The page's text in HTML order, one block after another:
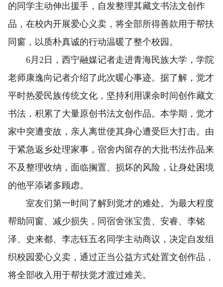
的同学主动伸出援手，自发整理其藏文书法文创作
品，在校内开展爱心义卖，将全部所得善款用于帮扶
同窗，以质朴真诚的行动温暖了整个校园。
6月2日，西宁融媒记者走进青海民族大学，学院
老师康逸向记者介绍了此次暖心事迹。据了解，觉才
平时热爱民族传统文化，坚持利用课余时间创作藏文
书法，积累了大量原创书法文创作品。本学期，觉才
家中突遭变故，亲人离世使其身心遭受巨大打击。由
于紧急返乡处理家事，宿舍内留存的大批书法作品来
不及整理收纳，面临搁置、损坏的风险，让身处困境
的他平添诸多顾虑。
室友们第一时间了解到觉才的难处。为最大程度
帮助同窗、减少损失，同宿舍张宝贵、安睿、李铭
泽、史来都、李志钰五名同学主动商议，决定自发组
织校园爱心义卖，通过正当公益方式处置文创作品，
将全部收入用于帮扶觉才渡过难关。